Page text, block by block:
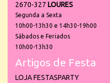
2670-327 LOURES
Segunda a Sexta
10h00-13h30 e 14h30-19h00
Sábados e Feriados
10h00-13h30
Artigos de Festa
LOJA FESTASPARTY